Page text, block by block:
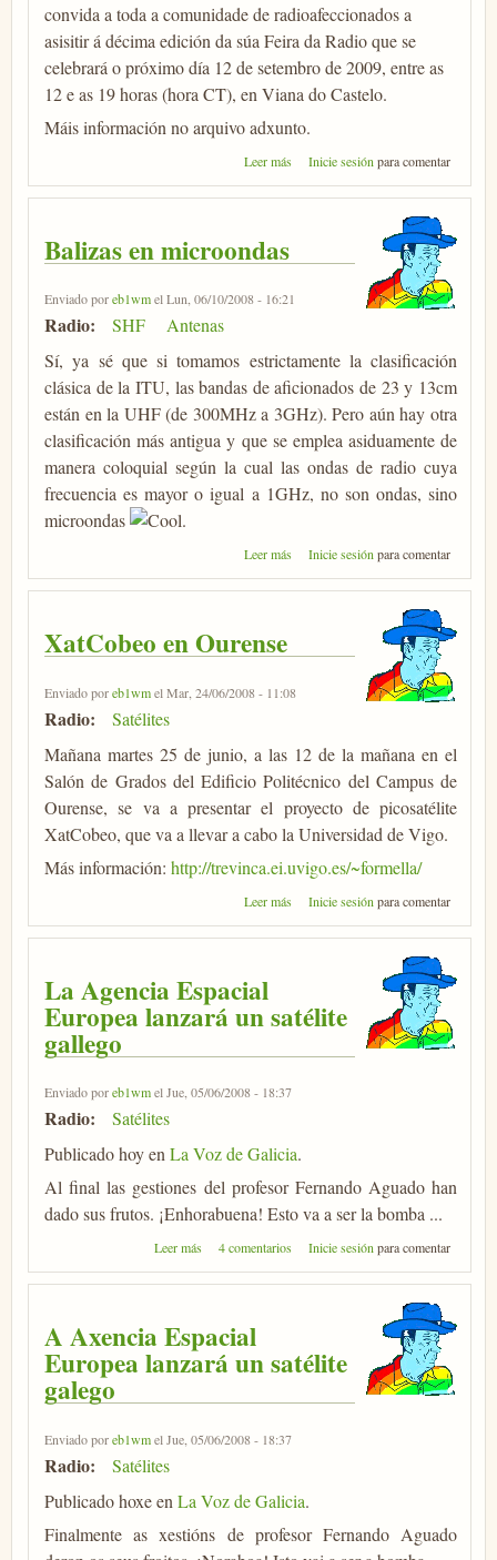
convida a toda a comunidade de radioafeccionados a
asisitir á décima edición da súa Feira da Radio que se
celebrará o próximo día 12 de setembro de 2009, entre as
12 e as 19 horas (hora CT), en Viana do Castelo.
Máis información no arquivo adxunto.
Leer más sobre 10ª Feira da Radio do Alto
Inicie sesión para comentar
Balizas en microondas
Enviado poreb1wmel Lun, 06/10/2008 - 16:21
Radio: SHF
Antenas
Sí, ya sé que si tomamos estrictamente la clasificación
clásica de la ITU, las bandas de aficionados de 23 y 13cm
están en la UHF (de 300MHz a 3GHz). Pero aún hay otra
clasificación más antigua y que se emplea asiduamente de
manera coloquial según la cual las ondas de radio cuya
frecuencia es mayor o igual a 1GHz, no son ondas, sino
microondas
.
Leer más sobre Balizas en microondas
Inicie sesión para comentar
XatCobeo en Ourense
Enviado poreb1wmel Mar, 24/06/2008 - 11:08
Radio:
Satélites
Mañana martes 25 de junio, a las 12 de la mañana en el
Salón de Grados del Edificio Politécnico del Campus de
Ourense, se va a presentar el proyecto de picosatélite
XatCobeo, que va a llevar a cabo la Universidad de Vigo.
Más información: http://trevinca.ei.uvigo.es/~formella/
Leer más sobre XatCobeo en Ourense
Inicie sesión para comentar
La Agencia Espacial
Europea lanzará un satélite
gallego
Enviado poreb1wmel Jue, 05/06/2008 - 18:37
Radio:
Satélites
Publicado hoy en La Voz de Galicia.
Al final las gestiones del profesor Fernando Aguado han
dado sus frutos. ¡Enhorabuena! Esto va a ser la bomba ...
Leer más sobre La Agencia Espacial Europea lanzará un satélite
4 comentarios Inicie sesión para comentar
A Axencia Espacial
Europea lanzará un satélite
galego
Enviado poreb1wmel Jue, 05/06/2008 - 18:37
Radio:
Satélites
Publicado hoxe en La Voz de Galicia.
Finalmente as xestións de profesor Fernando Aguado